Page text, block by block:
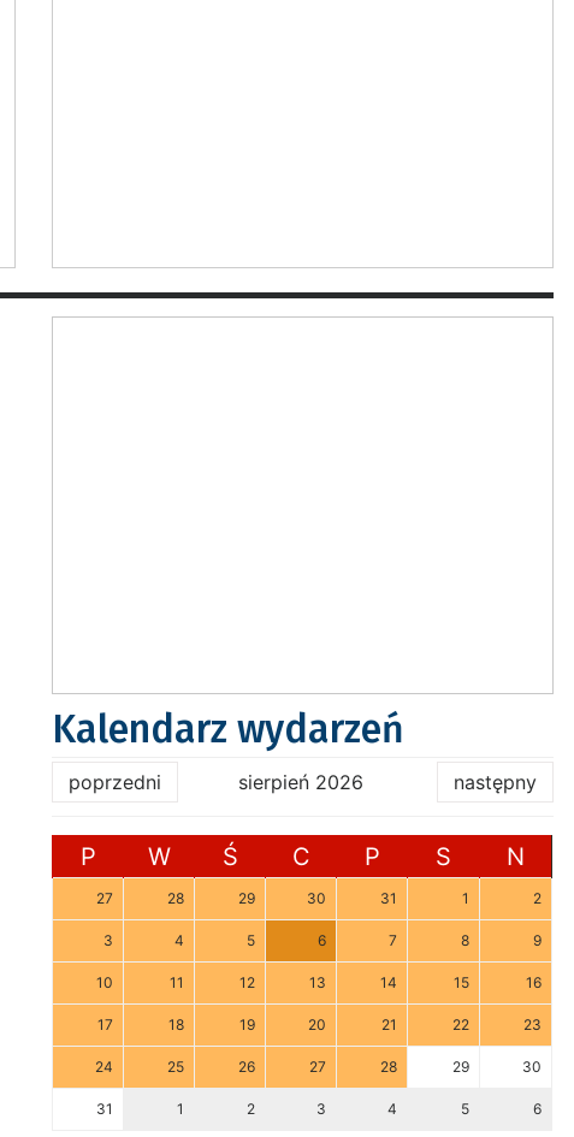
Kalendarz wydarzeń
poprzedni sierpień 2026 następny
P W Ś C P S N
27 28 29 30 31 1 2
3 4 5 6 7 8 9
10 11 12 13 14 15 16
17 18 19 20 21 22 23
24 25 26 27 28 29 30
31 1 2 3 4 5 6